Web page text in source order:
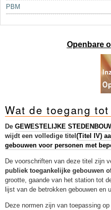
PBM
Openbare
Wat de toegang
De GEWESTELIJKE
wijdt een volledige titel (Titel IV)
gebouwen voor personen met
De voorschriften van deze titel zijn
publiek toegankelijke gebouwen
grootte, gaande van het station tot
lijst van de betrokken gebouwen en
Deze normen zijn van toepassing